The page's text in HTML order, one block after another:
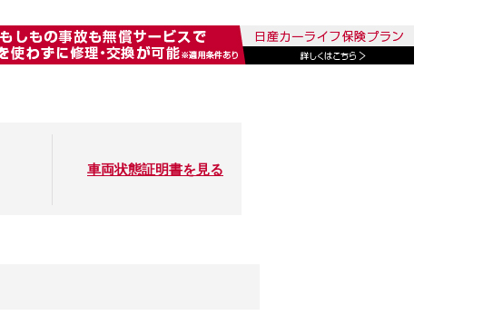
車両状態証明書を見る